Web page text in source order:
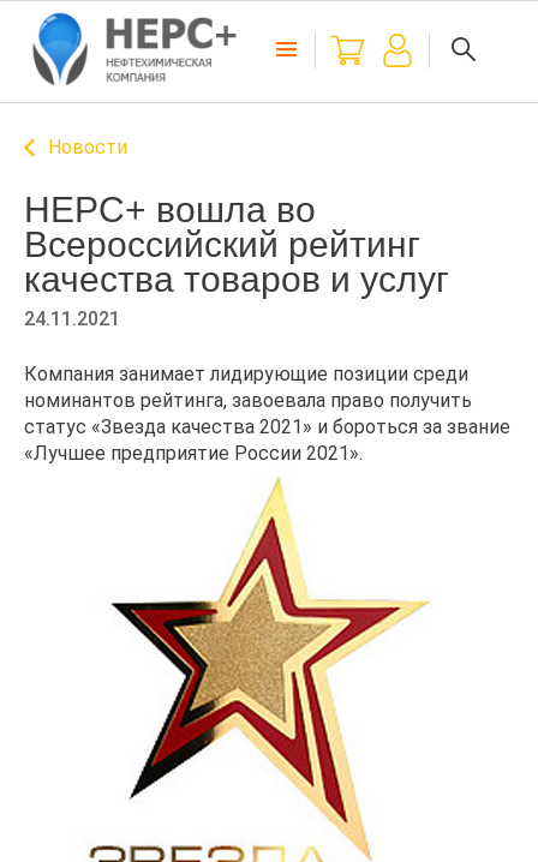
Новости
НЕРС+ вошла во
Всероссийский рейтинг
качества товаров и услуг
24.11.2021
Компания занимает лидирующие позиции среди
номинантов рейтинга, завоевала право получить
статус «Звезда качества 2021» и бороться за звание
«Лучшее предприятие России 2021».